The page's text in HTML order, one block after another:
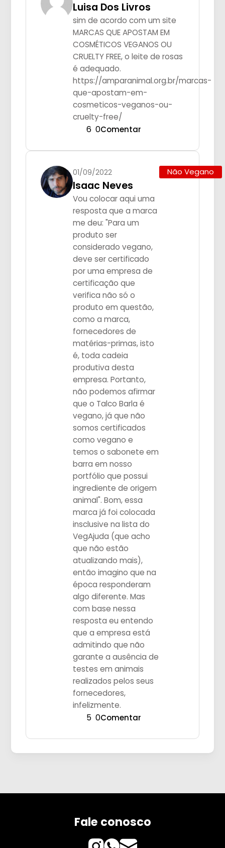
Luisa Dos Livros
sim de acordo com um site
MARCAS QUE APOSTAM EM
COSMÉTICOS VEGANOS OU
CRUELTY FREE, o leite de rosas
é adequado.
https://amparanimal.org.br/marcas-
que-apostam-em-
cosmeticos-veganos-ou-
cruelty-free/
6 0Comentar
01/09/2022
Isaac Neves
Vou colocar aqui uma
resposta que a marca
me deu: "Para um
produto ser
considerado vegano,
deve ser certificado
por uma empresa de
certificação que
verifica não só o
produto em questão,
como a marca,
fornecedores de
matérias-primas, isto
é, toda cadeia
produtiva desta
empresa. Portanto,
não podemos afirmar
que o Talco Barla é
vegano, já que não
somos certificados
como vegano e
temos o sabonete em
barra em nosso
portfólio que possui
ingrediente de origem
animal". Bom, essa
marca já foi colocada
insclusive na lista do
VegAjuda (que acho
que não estão
atualizando mais),
então imagino que na
época responderam
algo diferente. Mas
com base nessa
resposta eu entendo
que a empresa está
admitindo que não
garante a ausência de
testes em animais
realizados pelos seus
fornecedores,
infelizmente.
Não Vegano
5 0Comentar
Fale conosco